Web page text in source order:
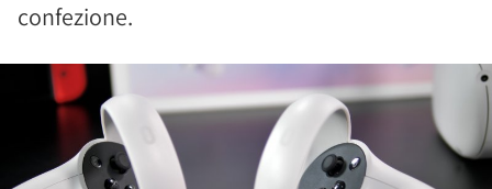
confezione.